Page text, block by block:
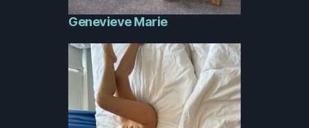
Genevieve Marie